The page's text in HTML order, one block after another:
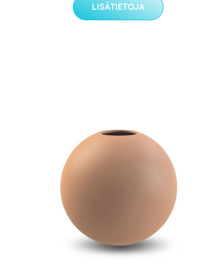
LISÄTIETOJA